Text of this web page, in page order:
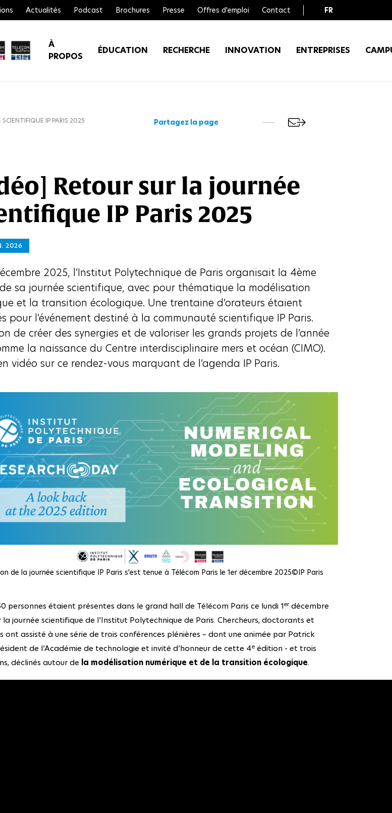
Actualités Podcast Brochures Presse Offres d'emploi Contact FR
À
PROPOS
ÉDUCATION RECHERCHE INNOVATION ENTREPRISES
IP PARIS 2025 Partagez la page
Retour sur la journée
IP Paris 2025
2026
2025, l’Institut Polytechnique de Paris organisait la 4ème
sa journée scientifique, avec pour thématique la modélisation
et la transition écologique. Une trentaine d’orateurs étaient
pour l’événement destiné à la communauté scientifique IP Paris.
de créer des synergies et de valoriser les grands projets de l’année
la naissance du Centre interdisciplinaire mers et océan (CIMO).
vidéo sur ce rendez-vous marquant de l’agenda IP Paris.
de la journée scientifique IP Paris s'est tenue à Télécom Paris le 1er décembre 2025©IP Paris
personnes étaient présentes dans le grand hall de Télécom Paris ce lundi 1erdécembre
la journée scientifique de l’Institut Polytechnique de Paris. Chercheurs, doctorants et
ont assisté à une série de trois conférences plénières – dont une animée par Patrick
de l’Académie de technologie et invité d’honneur de cette 4eédition - et trois
déclinés autour de la modélisation numérique et de la transition écologique.